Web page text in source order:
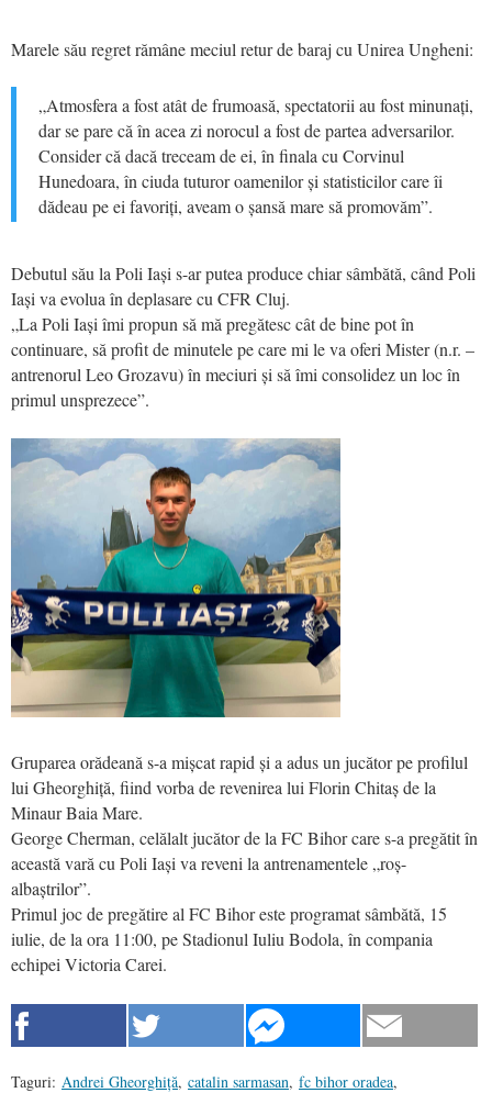
Marele său regret rămâne meciul retur de baraj cu Unirea Ungheni:
„Atmosfera a fost atât de frumoasă, spectatorii au fost minunați,
dar se pare că în acea zi norocul a fost de partea adversarilor.
Consider că dacă treceam de ei, în finala cu Corvinul
Hunedoara, în ciuda tuturor oamenilor și statisticilor care îi
dădeau pe ei favoriți, aveam o șansă mare să promovăm”.
Debutul său la Poli Iași s-ar putea produce chiar sâmbătă, când Poli
Iași va evolua în deplasare cu CFR Cluj.
„La Poli Iași îmi propun să mă pregătesc cât de bine pot în
continuare, să profit de minutele pe care mi le va oferi Mister (n.r. –
antrenorul Leo Grozavu) în meciuri și să îmi consolidez un loc în
primul unsprezece”.
Gruparea orădeană s-a mișcat rapid și a adus un jucător pe profilul
lui Gheorghiță, fiind vorba de revenirea lui Florin Chitaș de la
Minaur Baia Mare.
George Cherman, celălalt jucător de la FC Bihor care s-a pregătit în
această vară cu Poli Iași va reveni la antrenamentele „roș-
albaștrilor”.
Primul joc de pregătire al FC Bihor este programat sâmbătă, 15
iulie, de la ora 11:00, pe Stadionul Iuliu Bodola, în compania
echipei Victoria Carei.
Taguri: Andrei Gheorghiță, catalin sarmasan, fc bihor oradea,